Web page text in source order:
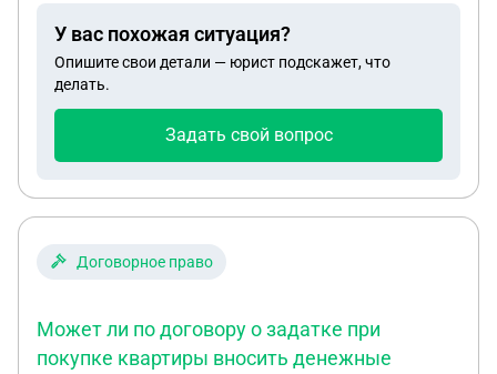
попахивает разводом
У вас похожая ситуация?
Опишите свои детали — юрист подскажет, что
делать.
Задать свой вопрос
Договорное право
Может ли по договору о задатке при
покупке квартиры вносить денежные